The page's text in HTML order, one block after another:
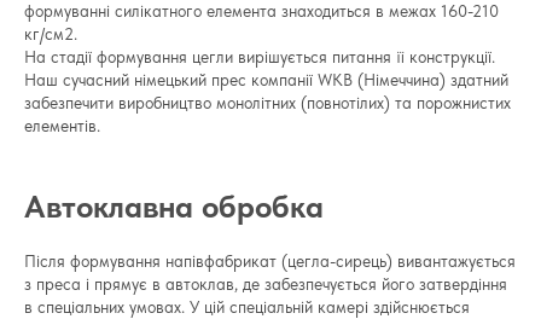
формуванні силікатного елемента знаходиться в межах 160-210
кг/см2.
На стадії формування цегли вирішується питання її конструкції.
Наш сучасний німецький прес компанії WKB (Німеччина) здатний
забезпечити виробництво монолітних (повнотілих) та порожнистих
елементів.
Автоклавна обробка
Після формування напівфабрикат (цегла-сирець) вивантажується
з преса і прямує в автоклав, де забезпечується його затвердіння
в спеціальних умовах. У цій спеціальній камері здійснюється